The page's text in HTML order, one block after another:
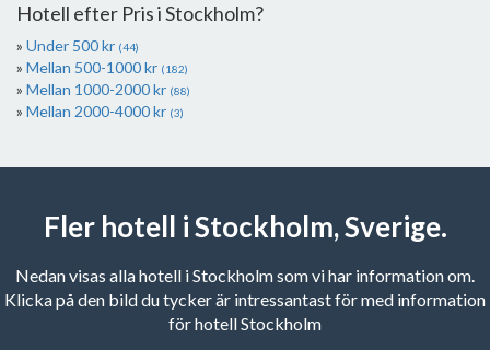
Hotell efter Pris i Stockholm?
Under 500 kr (44)
Mellan 500-1000 kr (182)
Mellan 1000-2000 kr (88)
Mellan 2000-4000 kr (3)
Fler hotell i Stockholm, Sverige.
Nedan visas alla hotell i Stockholm som vi har information om.
Klicka på den bild du tycker är intressantast för med information
för hotell Stockholm